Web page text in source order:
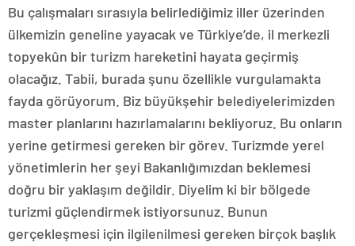
Bu çalışmaları sırasıyla belirlediğimiz iller üzerinden
ülkemizin geneline yayacak ve Türkiye’de, il merkezli
topyekûn bir turizm hareketini hayata geçirmiş
olacağız. Tabii, burada şunu özellikle vurgulamakta
fayda görüyorum. Biz büyükşehir belediyelerimizden
master planlarını hazırlamalarını bekliyoruz. Bu onların
yerine getirmesi gereken bir görev. Turizmde yerel
yönetimlerin her şeyi Bakanlığımızdan beklemesi
doğru bir yaklaşım değildir. Diyelim ki bir bölgede
turizmi güçlendirmek istiyorsunuz. Bunun
gerçekleşmesi için ilgilenilmesi gereken birçok başlık